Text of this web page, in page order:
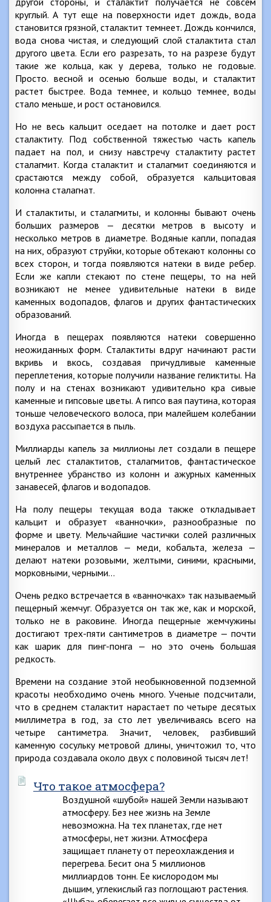
круглый. А тут еще на поверхности идет дождь, вода
становится грязной, сталактит темнеет. Дождь кончился,
вода снова чистая, и следующий слой сталактита стал
другого цвета. Если его разрезать, то на разрезе будут
такие же кольца, как у дерева, только не годовые.
Просто. весной и осенью больше воды, и сталактит
растет быстрее. Вода темнее, и кольцо темнее, воды
стало меньше, и рост остановился.
Но не весь кальцит оседает на потолке и дает рост
сталактиту. Под собственной тяжестью часть капель
падает на пол, и снизу навстречу сталактиту растет
сталагмит. Когда сталактит и сталагмит соединяются и
срастаются между собой, образуется кальцитовая
колонна сталагнат.
И сталактиты, и сталагмиты, и колонны бывают очень
больших размеров — десятки метров в высоту и
несколько метров в диаметре. Водяные капли, попадая
на них, образуют струйки, которые обтекают колонны со
всех сторон, и тогда появляются натеки в виде ребер.
Если же капли стекают по стене пещеры, то на ней
возникают не менее удивительные натеки в виде
каменных водопадов, флагов и других фантастических
образований.
Иногда в пещерах появляются натеки совершенно
неожиданных форм. Сталактиты вдруг начинают расти
вкривь и вкось, создавая причудливые каменные
переплетения, которые получили название геликтиты. На
полу и на стенах возникают удивительно кра сивые
каменные и гипсовые цветы. А гипсо вая паутина, которая
тоньше человеческого волоса, при малейшем колебании
воздуха рассыпается в пыль.
Миллиарды капель за миллионы лет создали в пещере
целый лес сталактитов, сталагмитов, фантастическое
внутреннее убранство из колонн и ажурных каменных
занавесей, флагов и водопадов.
На полу пещеры текущая вода также откладывает
кальцит и образует «ванночки», разнообразные по
форме и цвету. Мельчайшие частички солей различных
минералов и металлов — меди, кобальта, железа —
делают натеки розовыми, желтыми, синими, красными,
морковными, черными…
Очень редко встречается в «ванночках» так называемый
пещерный жемчуг. Образуется он так же, как и морской,
только не в раковине. Иногда пещерные жемчужины
достигают трех-пяти сантиметров в диаметре — почти
как шарик для пинг-понга — но это очень большая
редкость.
Времени на создание этой необыкновенной подземной
красоты необходимо очень много. Ученые подсчитали,
что в среднем сталактит нарастает по четыре десятых
миллиметра в год, за сто лет увеличиваясь всего на
четыре сантиметра. Значит, человек, разбивший
каменную сосульку метровой длины, уничтожил то, что
природа создавала около двух с половиной тысяч лет!
Что такое атмосфера?
Воздушной «шубой» нашей Земли называют
атмосферу. Без нее жизнь на Земле
невозможна. На тех планетах, где нет
атмосферы, нет жизни. Атмосфера
защищает планету от переохлаждения и
перегрева. Бесит она 5 миллионов
миллиардов тонн. Ее кислородом мы
дышим, углекислый газ поглощают растения.